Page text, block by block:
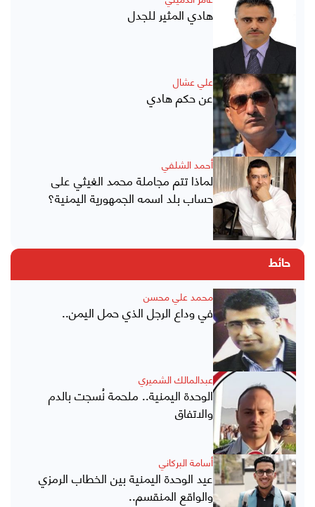
هادي المثير للجدل
علي عشال
عن حكم هادي
أحمد الشلفي
لماذا تتم مجاملة محمد الغيثي على
حساب بلد اسمه الجمهورية اليمنية؟
حائط
محمد علي محسن
في وداع الرجل الذي حمل اليمن..
عبدالمالك الشميري
الوحدة اليمنية.. ملحمة نُسجت بالدم
والاتفاق
أسامة البركاني
عيد الوحدة اليمنية بين الخطاب الرمزي
والواقع المنقسم..